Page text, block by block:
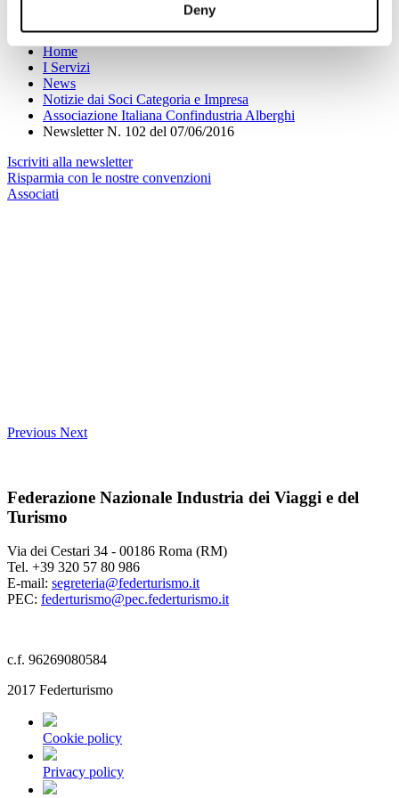
Deny
+39.06.54281933 - info@alberghiconfindustria.it
Sei qui:
Home
I Servizi
News
Notizie dai Soci Categoria e Impresa
Associazione Italiana Confindustria Alberghi
Newsletter N. 102 del 07/06/2016
Iscriviti alla newsletter
Risparmia con le nostre convenzioni
Associati
Previous Next
Federazione Nazionale Industria dei Viaggi e del
Turismo
Via dei Cestari 34 - 00186 Roma (RM)
Tel. +39 320 57 80 986
E-mail: segreteria@federturismo.it
PEC: federturismo@pec.federturismo.it
c.f. 96269080584
2017 Federturismo
Cookie policy
Privacy policy